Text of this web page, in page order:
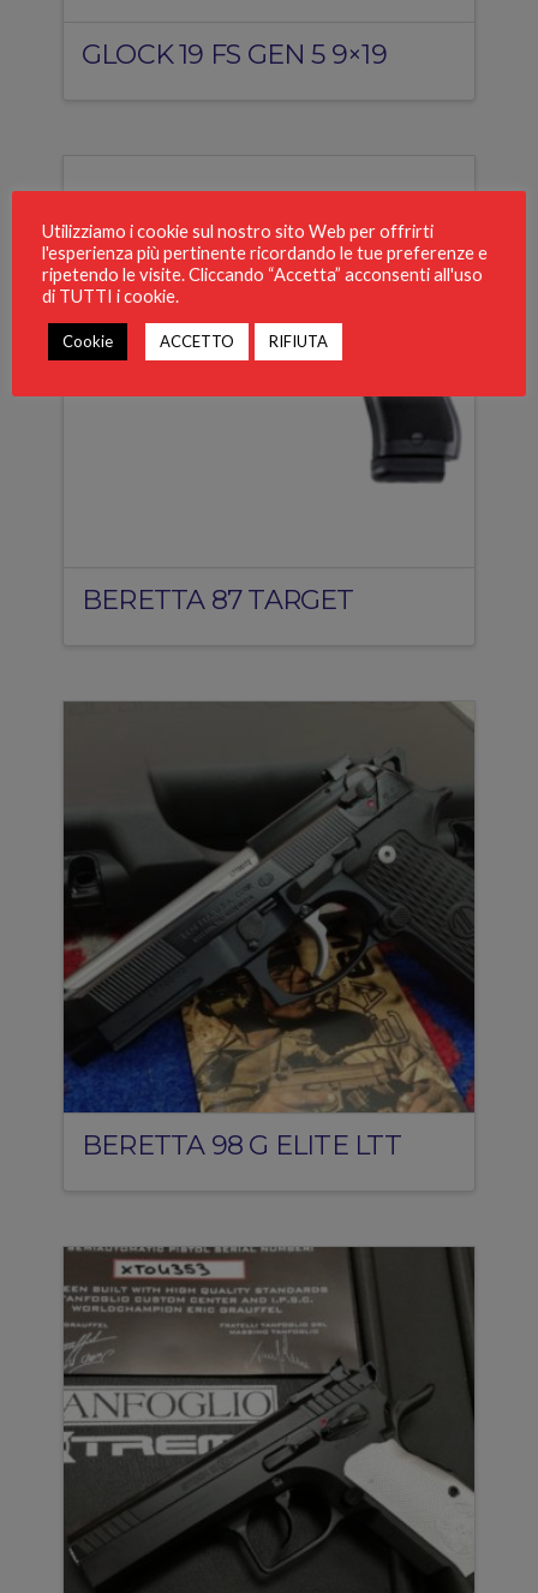
GLOCK 19 FS GEN 5 9×19
BERETTA 87 TARGET
BERETTA 98 G ELITE LTT
Utilizziamo i cookie sul nostro sito Web per offrirti
l'esperienza più pertinente ricordando le tue preferenze e
ripetendo le visite. Cliccando “Accetta” acconsenti all'uso
di TUTTI i cookie.
Cookie ACCETTO RIFIUTA